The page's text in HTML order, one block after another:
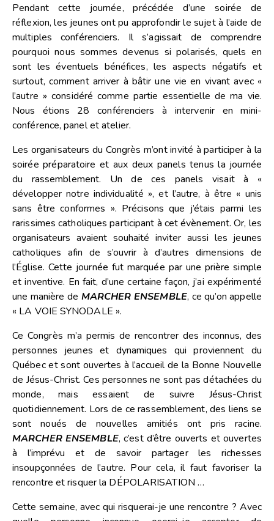
Pendant cette journée, précédée d’une soirée de
réflexion, les jeunes ont pu approfondir le sujet à l’aide de
multiples conférenciers. Il s’agissait de comprendre
pourquoi nous sommes devenus si polarisés, quels en
sont les éventuels bénéfices, les aspects négatifs et
surtout, comment arriver à bâtir une vie en vivant avec «
l’autre » considéré comme partie essentielle de ma vie.
Nous étions 28 conférenciers à intervenir en mini-
conférence, panel et atelier.
Les organisateurs du Congrès m’ont invité à participer à la
soirée préparatoire et aux deux panels tenus la journée
du rassemblement. Un de ces panels visait à «
développer notre individualité », et l’autre, à être « unis
sans être conformes ». Précisons que j’étais parmi les
rarissimes catholiques participant à cet évènement. Or, les
organisateurs avaient souhaité inviter aussi les jeunes
catholiques afin de s’ouvrir à d’autres dimensions de
l’Église. Cette journée fut marquée par une prière simple
et inventive. En fait, d’une certaine façon, j’ai expérimenté
une manière de MARCHER ENSEMBLE, ce qu’on appelle
« LA VOIE SYNODALE ».
Ce Congrès m’a permis de rencontrer des inconnus, des
personnes jeunes et dynamiques qui proviennent du
Québec et sont ouvertes à l’accueil de la Bonne Nouvelle
de Jésus-Christ. Ces personnes ne sont pas détachées du
monde, mais essaient de suivre Jésus-Christ
quotidiennement. Lors de ce rassemblement, des liens se
sont noués de nouvelles amitiés ont pris racine.
MARCHER ENSEMBLE, c’est d’être ouverts et ouvertes
à l’imprévu et de savoir partager les richesses
insoupçonnées de l’autre. Pour cela, il faut favoriser la
rencontre et risquer la DÉPOLARISATION …
Cette semaine, avec qui risquerai-je une rencontre ? Avec